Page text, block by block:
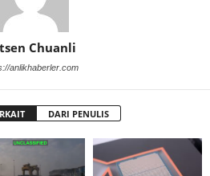
Chuanli
anlikhaberler.com
DARI PENULIS